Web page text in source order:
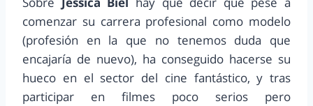
comenzar su carrera profesional como modelo
(profesión en la que no tenemos duda que
encajaría de nuevo), ha conseguido hacerse su
hueco en el sector del cine fantástico, y tras
participar en filmes poco serios pero